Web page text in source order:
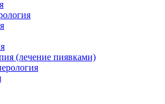
(лечение пиявками)